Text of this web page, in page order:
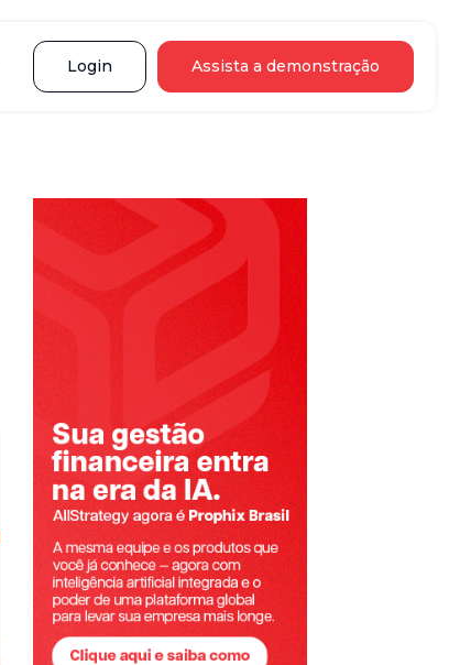
Login Assista a demonstração